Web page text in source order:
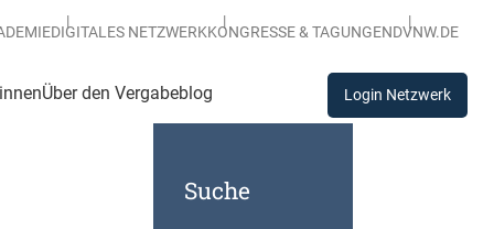
DIGITALES NETZWERKKONGRESSE & TAGUNGENDVNW.DE
Über den Vergabeblog Login Netzwerk
Suche